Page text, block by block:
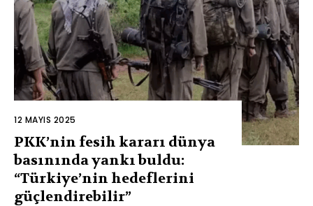
12 MAYIS 2025
PKK’nin fesih kararı dünya
basınında yankı buldu:
“Türkiye’nin hedeflerini
güçlendirebilir”